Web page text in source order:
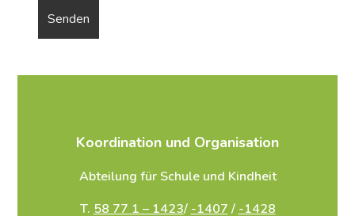
Koordination und Organisation
Abteilung für Schule und Kindheit
T. 58 77 1 – 1423/ -1407 / -1428